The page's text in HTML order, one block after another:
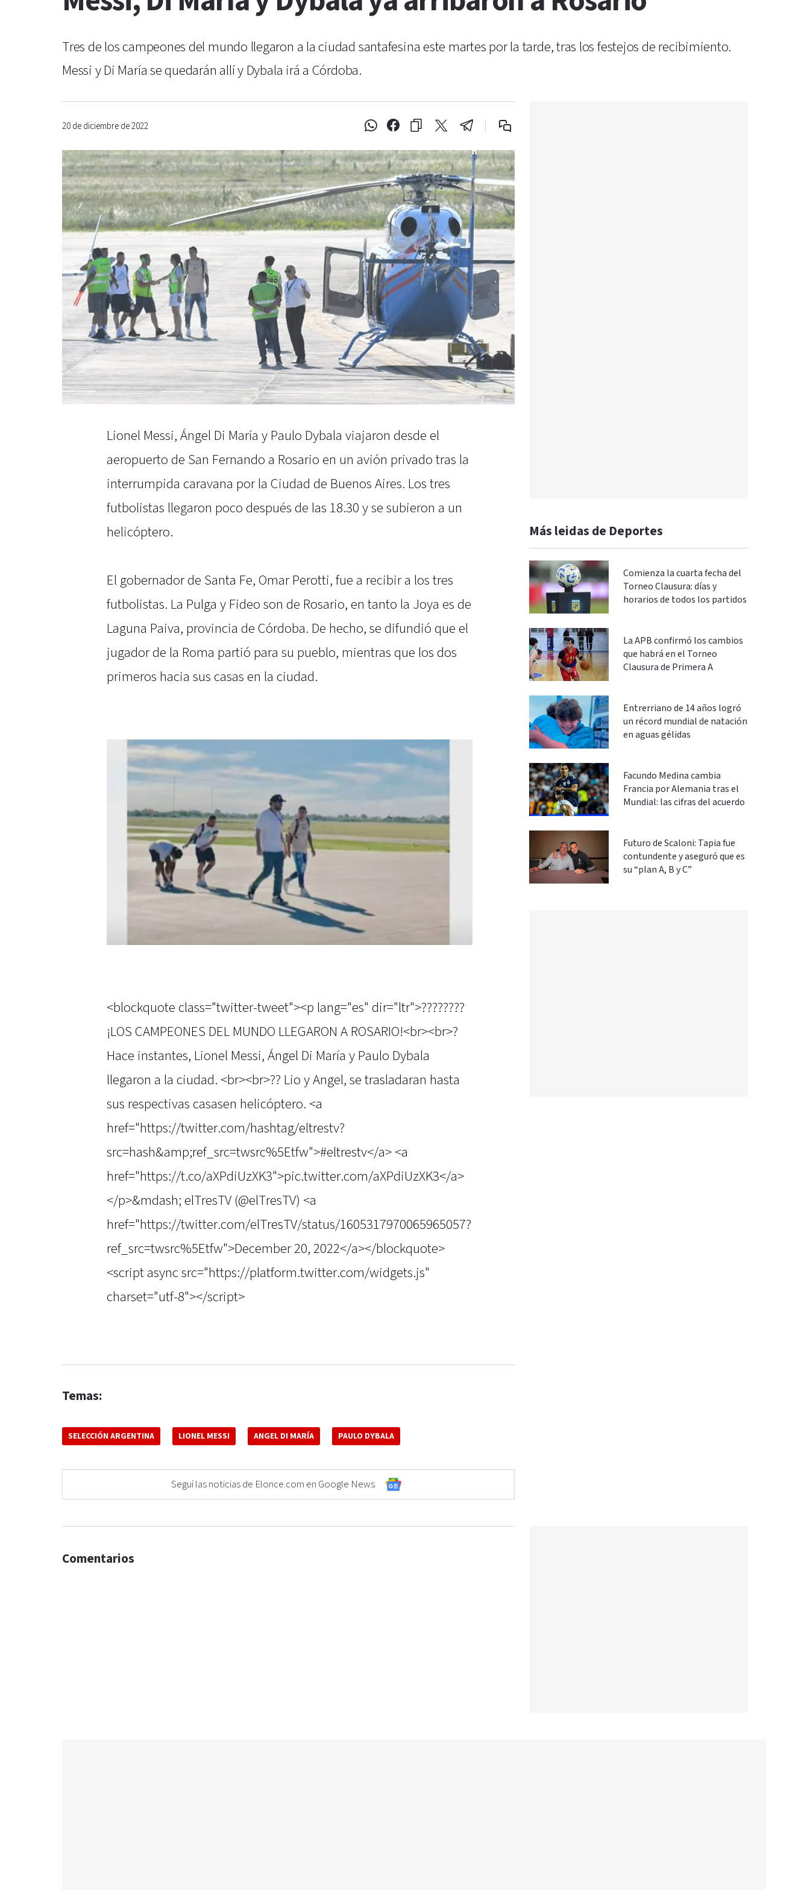
Tres de los campeones del mundo llegaron a la ciudad santafesina este martes por la tarde, tras los festejos de recibimiento.
Messi y Di María se quedarán allí y Dybala irá a Córdoba.
20 de diciembre de 2022
Lionel Messi, Ángel Di María y Paulo Dybala viajaron desde el
aeropuerto de San Fernando a Rosario en un avión privado tras la
interrumpida caravana por la Ciudad de Buenos Aires. Los tres
futbolistas llegaron poco después de las 18.30 y se subieron a un
helicóptero.
El gobernador de Santa Fe, Omar Perotti, fue a recibir a los tres
futbolistas. La Pulga y Fideo son de Rosario, en tanto la Joya es de
Laguna Paiva, provincia de Córdoba. De hecho, se difundió que el
jugador de la Roma partió para su pueblo, mientras que los dos
primeros hacia sus casas en la ciudad.
<blockquote class="twitter-tweet"><p lang="es" dir="ltr">????????
¡LOS CAMPEONES DEL MUNDO LLEGARON A ROSARIO!<br><br>?
Hace instantes, Lionel Messi, Ángel Di María y Paulo Dybala
llegaron a la ciudad. <br><br>?? Lio y Angel, se trasladaran hasta
sus respectivas casasen helicóptero. <a
href="https://twitter.com/hashtag/eltrestv?
src=hash&amp;ref_src=twsrc%5Etfw">#eltrestv</a> <a
href="https://t.co/aXPdiUzXK3">pic.twitter.com/aXPdiUzXK3</a>
</p>&mdash; elTresTV (@elTresTV) <a
href="https://twitter.com/elTresTV/status/1605317970065965057?
ref_src=twsrc%5Etfw">December 20, 2022</a></blockquote>
<script async src="https://platform.twitter.com/widgets.js"
charset="utf-8"></script>
Temas:
SELECCIÓN ARGENTINA LIONEL MESSI ANGEL DI MARÍA PAULO DYBALA
Seguí las noticias de Elonce.com en Google News
Más leidas de Deportes
Comienza la cuarta fecha del
Torneo Clausura: días y
horarios de todos los partidos
La APB confirmó los cambios
que habrá en el Torneo
Clausura de Primera A
Entrerriano de 14 años logró
un récord mundial de natación
en aguas gélidas
Facundo Medina cambia
Francia por Alemania tras el
Mundial: las cifras del acuerdo
Futuro de Scaloni: Tapia fue
contundente y aseguró que es
su “plan A, B y C”
Comentarios